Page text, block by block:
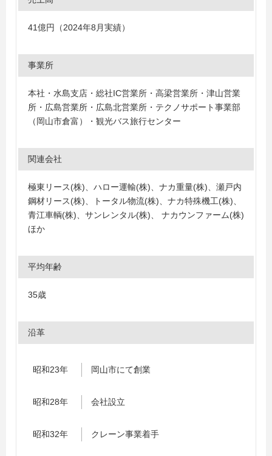
41億円（2024年8月実績）
事業所
本社・水島支店・総社IC営業所・高梁営業所・津山営業
所・広島営業所・広島北営業所・テクノサポート事業部
（岡山市倉富）・観光バス旅行センター
関連会社
極東リース(株)、ハロー運輸(株)、ナカ重量(株)、瀬戸内
鋼材リース(株)、トータル物流(株)、ナカ特殊機工(株)、
青江車輌(株)、サンレンタル(株)、 ナカウンファーム(株)
ほか
平均年齢
35歳
沿革
昭和23年 岡山市にて創業
昭和28年 会社設立
昭和32年 クレーン事業着手